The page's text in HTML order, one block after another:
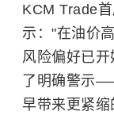
KCM Trade
示："在油价
风险偏好已
了明确警示
早带来更紧